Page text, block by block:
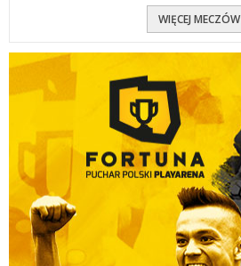
WIĘCEJ MECZÓW